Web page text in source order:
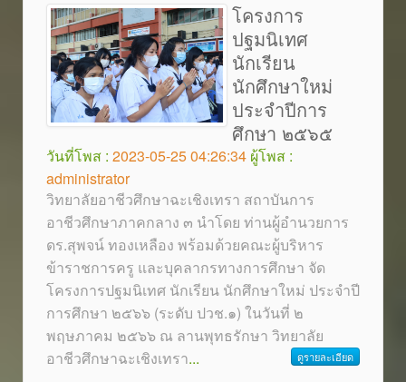
โครงการ
ปฐมนิเทศ
นักเรียน
นักศึกษาใหม่
ประจำปีการ
ศึกษา ๒๕๖๕
วันที่โพส : 2023-05-25 04:26:34 ผู้โพส :
administrator
วิทยาลัยอาชีวศึกษาฉะเชิงเทรา สถาบันการ
อาชีวศึกษาภาคกลาง ๓ นำโดย ท่านผู้อำนวยการ
ดร.สุพจน์ ทองเหลือง พร้อมด้วยคณะผู้บริหาร
ข้าราชการครู และบุคลากรทางการศึกษา จัด
โครงการปฐมนิเทศ นักเรียน นักศึกษาใหม่ ประจำปี
การศึกษา ๒๕๖๖ (ระดับ ปวช.๑) ในวันที่ ๒
พฤษภาคม ๒๕๖๖ ณ ลานพุทธรักษา วิทยาลัย
อาชีวศึกษาฉะเชิงเทรา... ดูรายละเอียด